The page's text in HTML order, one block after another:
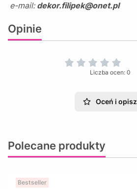
e-mail: dekor.filipek@onet.pl
Opinie
Liczba ocen: 0
Oceń i opisz
Polecane produkty
Bestseller